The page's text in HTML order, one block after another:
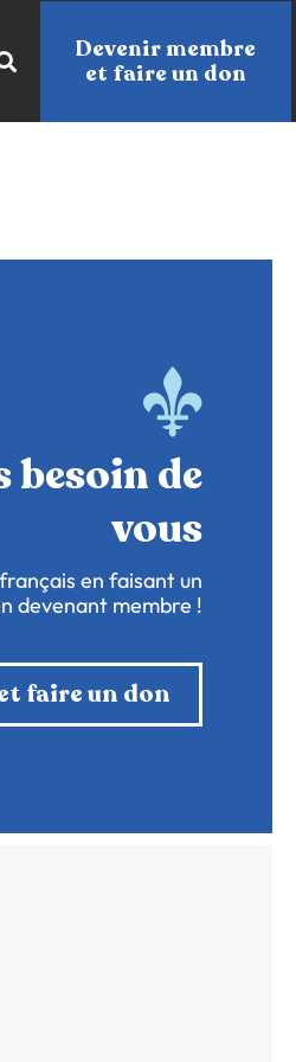
Devenir membre
et faire un don
besoin de
vous
en faisant un
devenant membre !
faire un don